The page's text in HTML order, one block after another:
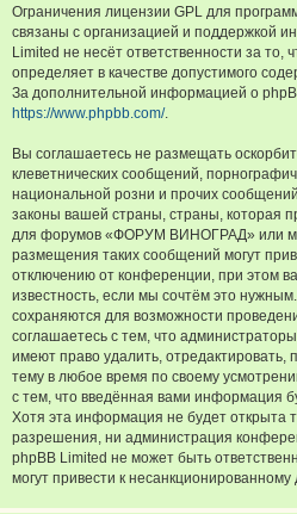
Ограничения лицензии GPL для
связаны с организацией и поддержкой
Limited не несёт ответственности за
определяет в качестве допустимого
За дополнительной информацией о
https://www.phpbb.com/.
Вы соглашаетесь не размещать
клеветнических сообщений,
национальной розни и прочих
законы вашей страны, страны, которая
для форумов «ФОРУМ ВИНОГРАД» или
размещения таких сообщений могут
отключению от конференции, при этом
известность, если мы сочтём это
сохраняются для возможности
соглашаетесь с тем, что
имеют право удалить, отредактировать,
тему в любое время по своему
с тем, что введённая вами информация
Хотя эта информация не будет открыта
разрешения, ни администрация
phpBB Limited не может быть
могут привести к несанкционированному